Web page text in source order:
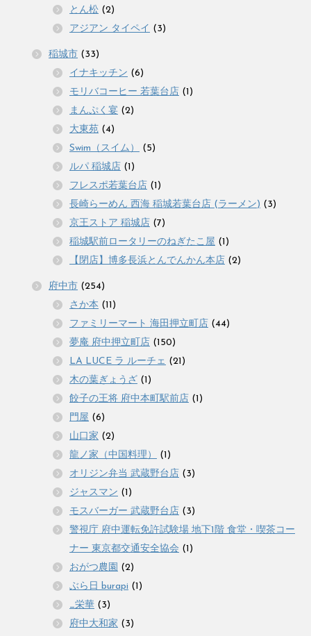
とん松 (2)
アジアン タイペイ (3)
稲城市 (33)
イナキッチン (6)
モリバコーヒー 若葉台店 (1)
まんぷく宴 (2)
大東苑 (4)
Swim（スイム）
(5)
ルパ 稲城店 (1)
フレスポ若葉台店 (1)
長崎らーめん 西海 稲城若葉台店 (ラーメン) (3)
京王ストア 稲城店 (7)
稲城駅前ロータリーのねぎたこ屋 (1)
【閉店】博多長浜とんでんかん本店 (2)
府中市 (254)
さか本 (11)
ファミリーマート 海田押立町店 (44)
夢庵 府中押立町店 (150)
LA LUCE ラ ルーチェ (21)
木の葉ぎょうざ (1)
餃子の王将 府中本町駅前店 (1)
門屋 (6)
山口家 (2)
龍ノ家（中国料理）
(1)
オリジン弁当 武蔵野台店 (3)
ジャスマン (1)
モスバーガー 武蔵野台店 (3)
警視庁 府中運転免許試験場 地下1階 食堂・喫茶コー
ナー 東京都交通安全協会 (1)
おがつ農園 (2)
ぶら日 burapi (1)
_栄華 (3)
府中大和家 (3)